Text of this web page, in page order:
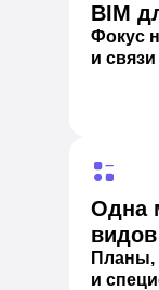
BIM
Фокус
и
Одна
видов
Планы,
и